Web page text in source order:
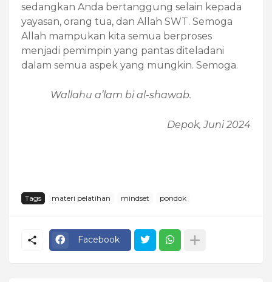
sedangkan Anda bertanggung selain kepada
yayasan, orang tua, dan Allah SWT. Semoga
Allah mampukan kita semua berproses
menjadi pemimpin yang pantas diteladani
dalam semua aspek yang mungkin. Semoga.
Wallahu a’lam bi al-shawab.
Depok, Juni 2024
Tags materi pelatihan mindset pondok
Facebook